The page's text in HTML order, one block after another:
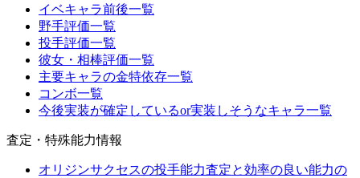
イベキャラ前後一覧
野手評価一覧
投手評価一覧
彼女・相棒評価一覧
主要キャラの金特依存一覧
コンボ一覧
今後実装が確定しているor実装しそうなキャラ一覧
査定・特殊能力情報
オリジンサクセスの投手能力査定と効率の良い能力の